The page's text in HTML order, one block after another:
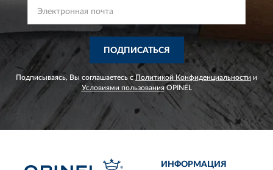
ПОДПИСАТЬСЯ
Подписываясь, Вы соглашаетесь сПолитикой Конфиденциальности и
Условиями пользованияOPINEL
ИНФОРМАЦИЯ